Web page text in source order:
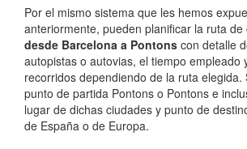
Por el mismo sistema que les hemos
anteriormente, pueden planificar la ruta de
desde Barcelona a Pontons con detalle
autopistas o autovias, el tiempo empleado
recorridos dependiendo de la ruta elegida.
punto de partida Pontons o Pontons e
lugar de dichas ciudades y punto de
de España o de Europa.